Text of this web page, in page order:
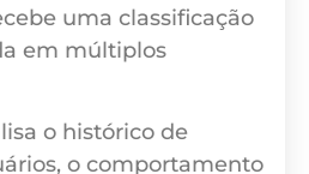
uma classificação
em múltiplos
o histórico de
o comportamento